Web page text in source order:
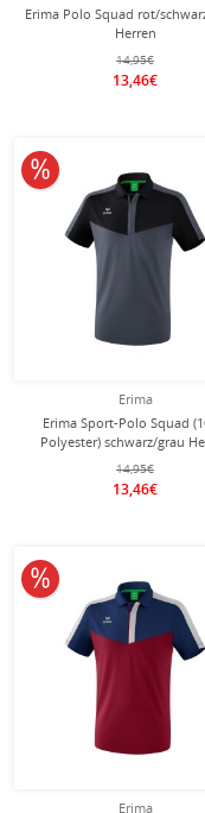
Erima Polo Squad rot/
Herren
14,95€
13,46€
Erima
Erima Sport-Polo Squad
Polyester) schwarz/grau
14,95€
13,46€
10% reduziert
Erima
10% reduziert